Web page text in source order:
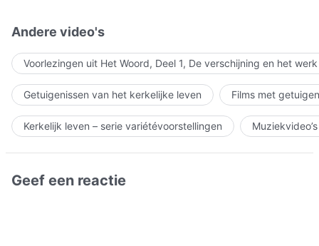
Andere video's
Voorlezingen uit Het Woord, Deel 1, De verschijning en het
Getuigenissen van het kerkelijke leven Films met
Kerkelijk leven – serie variétévoorstellingen Muziekvideo’s
Geef een reactie